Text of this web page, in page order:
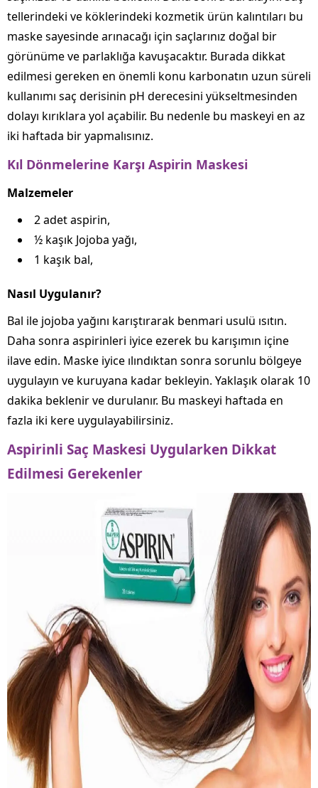
tellerindeki ve köklerindeki kozmetik ürün kalıntıları bu
maske sayesinde arınacağı için saçlarınız doğal bir
görünüme ve parlaklığa kavuşacaktır. Burada dikkat
edilmesi gereken en önemli konu karbonatın uzun süreli
kullanımı saç derisinin pH derecesini yükseltmesinden
dolayı kırıklara yol açabilir. Bu nedenle bu maskeyi en az
iki haftada bir yapmalısınız.
Kıl Dönmelerine Karşı Aspirin Maskesi
Malzemeler
2 adet aspirin,
½ kaşık Jojoba yağı,
1 kaşık bal,
Nasıl Uygulanır?
Bal ile jojoba yağını karıştırarak benmari usulü ısıtın.
Daha sonra aspirinleri iyice ezerek bu karışımın içine
ilave edin. Maske iyice ılındıktan sonra sorunlu bölgeye
uygulayın ve kuruyana kadar bekleyin. Yaklaşık olarak 10
dakika beklenir ve durulanır. Bu maskeyi haftada en
fazla iki kere uygulayabilirsiniz.
Aspirinli Saç Maskesi Uygularken Dikkat
Edilmesi Gerekenler